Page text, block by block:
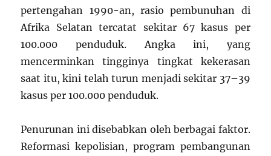
pertengahan 1990-an, rasio pembunuhan di
Afrika Selatan tercatat sekitar 67 kasus per
100.000 penduduk. Angka ini, yang
mencerminkan tingginya tingkat kekerasan
saat itu, kini telah turun menjadi sekitar 37–39
kasus per 100.000 penduduk.
Penurunan ini disebabkan oleh berbagai faktor.
Reformasi kepolisian, program pembangunan